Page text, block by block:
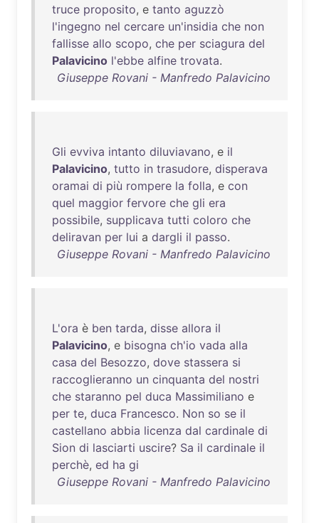
truce proposito, e tanto aguzzò
l'ingegno nel cercare un'insidia che non
fallisse allo scopo, che per sciagura del
Palavicino l'ebbe alfine trovata.
Giuseppe Rovani - Manfredo Palavicino
Gli evviva intanto diluviavano, e il
Palavicino, tutto in trasudore, disperava
oramai di più rompere la folla, e con
quel maggior fervore che gli era
possibile, supplicava tutti coloro che
deliravan per lui a dargli il passo.
Giuseppe Rovani - Manfredo Palavicino
L'ora è ben tarda, disse allora il
Palavicino, e bisogna ch'io vada alla
casa del Besozzo, dove stassera si
raccoglieranno un cinquanta del nostri
che staranno pel duca Massimiliano e
per te, duca Francesco. Non so se il
castellano abbia licenza dal cardinale di
Sion di lasciarti uscire? Sa il cardinale il
perchè, ed ha gi
Giuseppe Rovani - Manfredo Palavicino